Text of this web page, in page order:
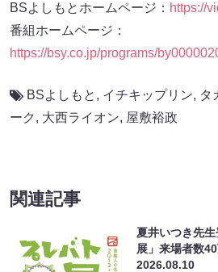
BSよしもとホームページ： https://
番組ホームページ：
https://bsy.co.jp/programs/
BSよしもと , イチキップリン, タ
ーク , 大西ライオン, 屋敷裕政
関連記事
夏井いつき先
展」来場者数
2026.08.10